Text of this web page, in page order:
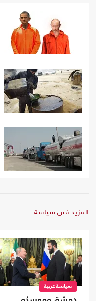
المزيد في سياسة
سياسة عربية